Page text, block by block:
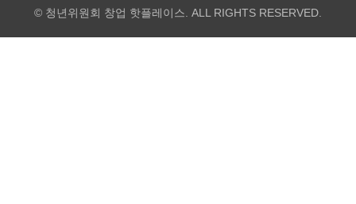
© 청년위원회 창업 핫플레이스. ALL RIGHTS RESERVED.